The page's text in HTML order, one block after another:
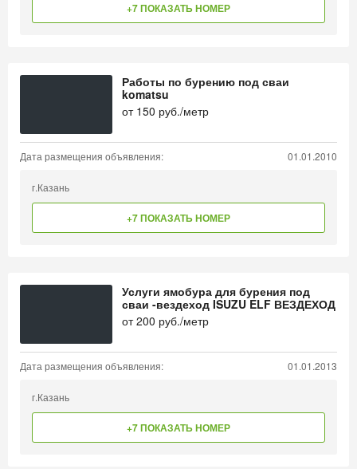
+7 ПОКАЗАТЬ НОМЕР
Работы по бурению под сваи
komatsu
от 150 руб./метр
Дата размещения объявления: 01.01.2010
г.Казань
+7 ПОКАЗАТЬ НОМЕР
Услуги ямобура для бурения под
сваи -вездеход ISUZU ELF ВЕЗДЕХОД
от200 руб./метр
Дата размещения объявления: 01.01.2013
г.Казань
+7 ПОКАЗАТЬ НОМЕР